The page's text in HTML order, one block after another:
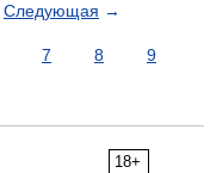
Следующая →
7 8
9
18+